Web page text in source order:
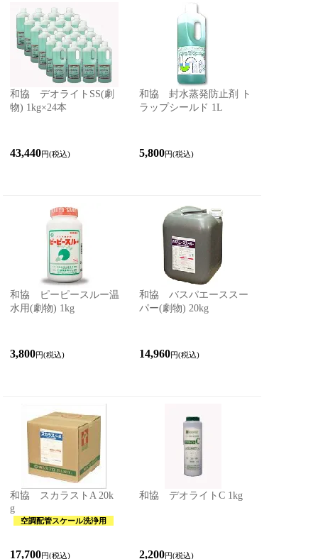
和協 デオライトSS(劇
物) 1kg×24本
43,440円(税込)
和協 封水蒸発防止剤 ト
ラップシールド 1L
5,800円(税込)
和協 ピーピースルー温
水用(劇物) 1kg
3,800円(税込)
和協 バスパエーススー
パー(劇物) 20kg
14,960円(税込)
和協 スカラストA 20k
g
空調配管スケール洗浄用
17,700円(税込)
和協 デオライトC 1kg
2,200円(税込)